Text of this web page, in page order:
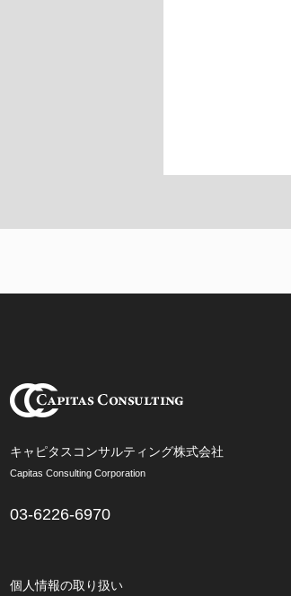
キャピタスコンサルティング株式会社
Capitas Consulting Corporation
03-6226-6970
個人情報の取り扱い